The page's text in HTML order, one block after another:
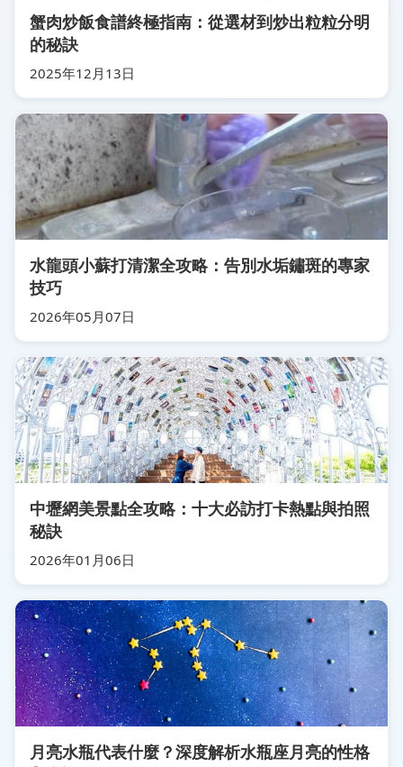
蟹肉炒飯食譜終極指南：從選材到炒出粒粒分明
的秘訣
2025年12月13日
水龍頭小蘇打清潔全攻略：告別水垢鏽斑的專家
技巧
2026年05月07日
中壢網美景點全攻略：十大必訪打卡熱點與拍照
秘訣
2026年01月06日
月亮水瓶代表什麼？深度解析水瓶座月亮的性格